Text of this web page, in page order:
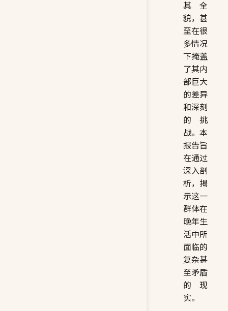
其全
貌，甚
至在很
多情况
下掩盖
了其内
部巨大
的差异
和深刻
的挑
战。本
报告旨
在通过
深入剖
析，揭
示这一
群体在
晚年生
活中所
面临的
复杂甚
至矛盾
的现
实。